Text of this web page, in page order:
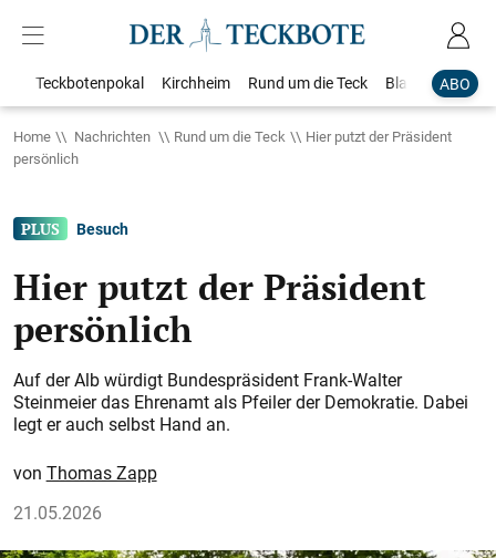
ABO
Teckbotenpokal Kirchheim Rund um die Teck Blaulicht
Home Nachrichten Rund um die Teck
Hier putzt der Präsident
persönlich
Besuch
Hier putzt der Präsident
persönlich
Auf der Alb würdigt Bundespräsident Frank-Walter
Steinmeier das Ehrenamt als Pfeiler der Demokratie. Dabei
legt er auch selbst Hand an.
Thomas Zapp
21.05.2026